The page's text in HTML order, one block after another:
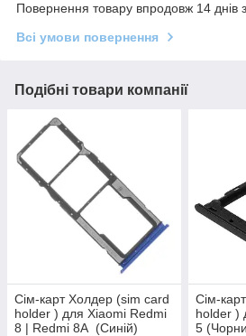
Повернення товару впродовж 14 днів
Всі умови повернення
Подібні товари компанії
Сім-карт Холдер (sim card
holder ) для Xiaomi Redmi
8 | Redmi 8A (Синій)
Сім-
holder )
5